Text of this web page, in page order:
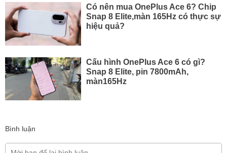
Có nên mua OnePlus Ace 6? Chip
Snap 8 Elite,màn 165Hz có thực sự
hiệu quả?
Cấu hình OnePlus Ace 6 có gì?
Snap 8 Elite, pin 7800mAh,
màn165Hz
Bình luận